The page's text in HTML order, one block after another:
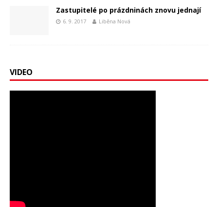
Zastupitelé po prázdninách znovu jednají
6. 9. 2017 Liběna Nová
VIDEO